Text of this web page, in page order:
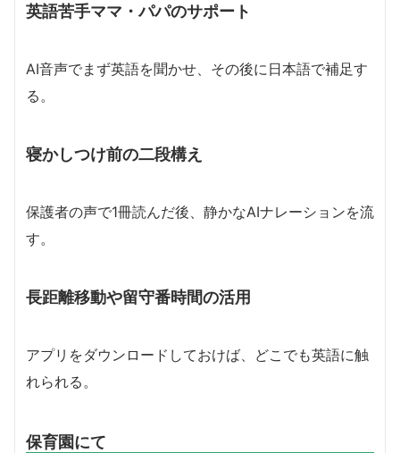
英語苦手ママ・パパのサポート
AI音声でまず英語を聞かせ、その後に日本語で補足す
る。
寝かしつけ前の二段構え
保護者の声で1冊読んだ後、静かなAIナレーションを流
す。
長距離移動や留守番時間の活用
アプリをダウンロードしておけば、どこでも英語に触
れられる。
保育園にて